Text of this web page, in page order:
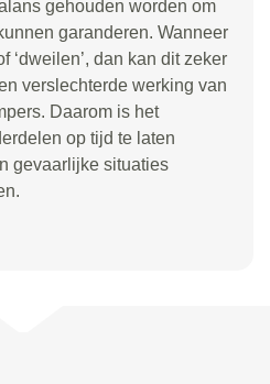
gehouden worden om
garanderen. Wanneer
‘dweilen’, dan kan dit zeker
verslechterde werking van
Daarom is het
op tijd te laten
gevaarlijke situaties